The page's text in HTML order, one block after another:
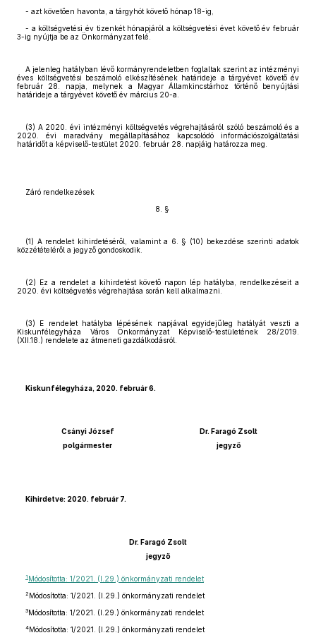
- azt követően havonta, a tárgyhót követő hónap 18-ig,
- a költségvetési év tizenkét hónapjáról a költségvetési évet követő év február
3-ig nyújtja be az Önkormányzat felé.
A jelenleg hatályban lévő kormányrendeletben foglaltak szerint az intézményi
éves költségvetési beszámoló elkészítésének határideje a tárgyévet követő év
február 28. napja, melynek a Magyar Államkincstárhoz történő benyújtási
határideje a tárgyévet követő év március 20-a.
(3) A 2020. évi intézményi költségvetés végrehajtásáról szóló beszámoló és a
2020. évi maradvány megállapításához kapcsolódó információszolgáltatási
határidőt a képviselő-testület 2020. február 28. napjáig határozza meg.
Záró rendelkezések
8. §
(1) A rendelet kihirdetéséről, valamint a 6. § (10) bekezdése szerinti adatok
közzétételéről a jegyző gondoskodik.
(2) Ez a rendelet a kihirdetést követő napon lép hatályba, rendelkezéseit a
2020. évi költségvetés végrehajtása során kell alkalmazni.
(3) E rendelet hatályba lépésének napjával egyidejűleg hatályát veszti a
Kiskunfélegyháza Város Önkormányzat Képviselő-testületének 28/2019.
(XII.18.) rendelete az átmeneti gazdálkodásról.
Kiskunfélegyháza, 2020. február 6.
Csányi József
Dr. Faragó Zsolt
polgármester
jegyző
Kihirdetve: 2020. február 7.
Dr. Faragó Zsolt
jegyző
1 Módosította: 1/2021. (I.29.) önkormányzati rendelet
2 Módosította: 1/2021. (I.29.) önkormányzati rendelet
3Módosította: 1/2021. (I.29.) önkormányzati rendelet
4Módosította: 1/2021. (I.29.) önkormányzati rendelet